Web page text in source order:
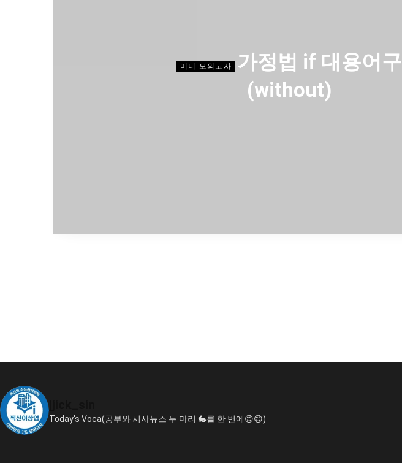
미니 모의고사
가정법 if 대용어구
(without)
Today's Voca(공부와 시사뉴스 두 마리 🐇를 한 번에😊😊)